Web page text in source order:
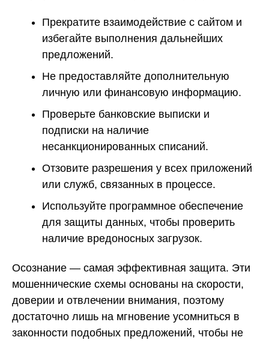
Прекратите взаимодействие с сайтом и
избегайте выполнения дальнейших
предложений.
Не предоставляйте дополнительную
личную или финансовую информацию.
Проверьте банковские выписки и
подписки на наличие
несанкционированных списаний.
Отзовите разрешения у всех приложений
или служб, связанных в процессе.
Используйте программное обеспечение
для защиты данных, чтобы проверить
наличие вредоносных загрузок.
Осознание — самая эффективная защита. Эти
мошеннические схемы основаны на скорости,
доверии и отвлечении внимания, поэтому
достаточно лишь на мгновение усомниться в
законности подобных предложений, чтобы не